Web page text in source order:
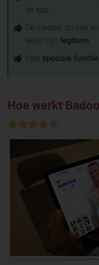
de app
De meeste, zo niet
leden zijn legitiem
Veel speciale
Hoe werkt